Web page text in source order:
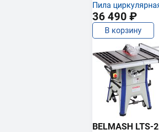
Пила
36 490 ₽
В корзину
BELMASH LTS-